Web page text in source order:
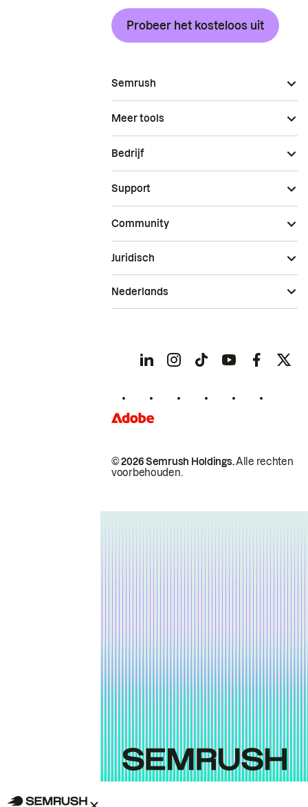
Probeer het kosteloos uit
Semrush
Meer tools
Bedrijf
Support
Community
© 2026 Semrush Holdings.Alle rechten
voorbehouden.
Juridisch
Nederlands